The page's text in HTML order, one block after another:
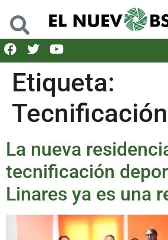
Etiqueta:
Tecnificación
La nueva
tecnificación
Linares ya es una